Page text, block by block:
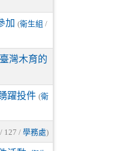
加 (衛生組 /
灣木育的
躍投件 (衛
/ 127 / 學務處)